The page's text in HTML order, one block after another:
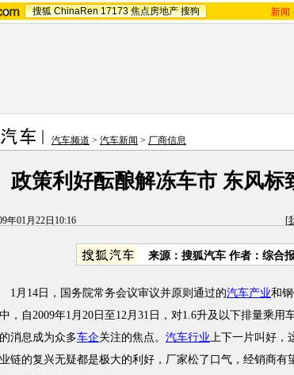
搜狐 ChinaRen 17173 焦点房地产 搜狗 新闻
汽车频道 > 汽车新闻 > 厂商信息
政策利好酝酿解冻车市 东风标
年01月22日10:16 [
来源：搜狐汽车 作者：综合
14日，国务院常务会议审议并原则通过的汽车产业和
，自2009年1月20日至12月31日，对1.6升及以下排量乘用
消息成为众多车企关注的焦点。 汽车行业上下一片叫好，
链的复兴无疑都是极大的利好，厂家松了口气，经销商有